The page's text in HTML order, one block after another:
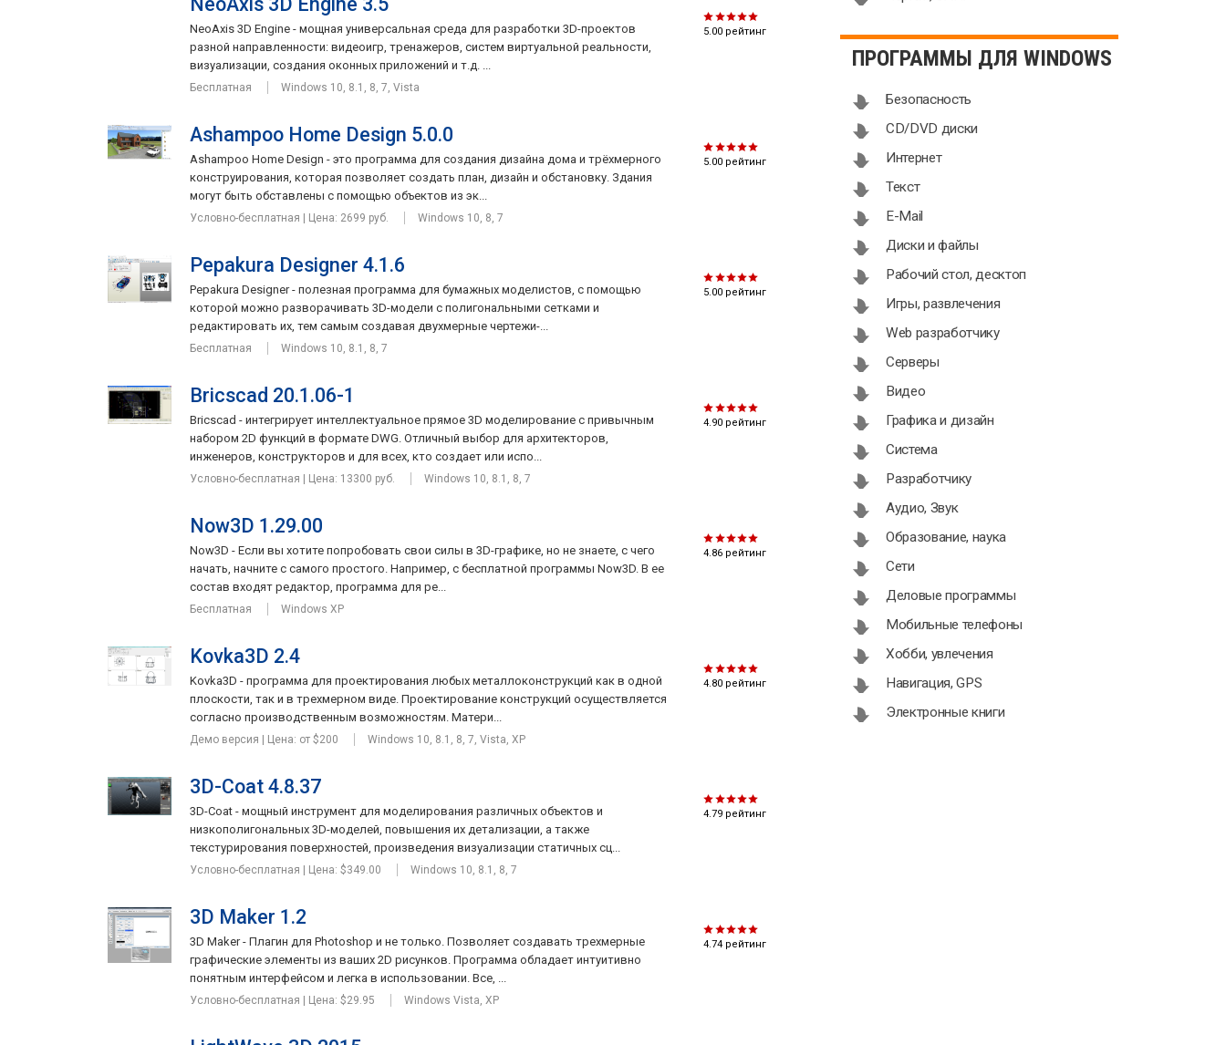
5.00 рейтинг
NeoAxis 3D Engine - мощная универсальная среда для разработки 3D-проектов
разной направленности: видеоигр, тренажеров, систем виртуальной реальности,
визуализации, создания оконных приложений и т.д. ...
Бесплатная Windows 10, 8.1, 8, 7, Vista
5.00 рейтинг
Ashampoo Home Design 5.0.0
Ashampoo Home Design - это программа для создания дизайна дома и трёхмерного
конструирования, которая позволяет создать план, дизайн и обстановку. Здания
могут быть обставлены с помощью объектов из эк...
Условно-бесплатная | Цена: 2699 руб. Windows 10, 8, 7
5.00 рейтинг
Pepakura Designer 4.1.6
Pepakura Designer - полезная программа для бумажных моделистов, с помощью
которой можно разворачивать 3D-модели с полигональными сетками и
редактировать их, тем самым создавая двухмерные чертежи-...
Бесплатная Windows 10, 8.1, 8, 7
4.90 рейтинг
Bricscad 20.1.06-1
Bricscad - интегрирует интеллектуальное прямое 3D моделирование с привычным
набором 2D функций в формате DWG. Отличный выбор для архитекторов,
инженеров, конструкторов и для всех, кто создает или испо...
Условно-бесплатная | Цена: 13300 руб. Windows 10, 8.1, 8, 7
4.86 рейтинг
Now3D 1.29.00
Now3D - Если вы хотите попробовать свои силы в 3D-графике, но не знаете, с чего
начать, начните с самого простого. Например, с бесплатной программы Now3D. В ее
состав входят редактор, программа для ре...
Бесплатная Windows XP
4.80 рейтинг
Kovka3D 2.4
Kovka3D - программа для проектирования любых металлоконструкций как в одной
плоскости, так и в трехмерном виде. Проектирование конструкций осуществляется
согласно производственным возможностям. Матери...
Демо версия | Цена: от $200 Windows 10, 8.1, 8, 7, Vista, XP
4.79 рейтинг
3D-Coat 4.8.37
3D-Coat - мощный инструмент для моделирования различных объектов и
низкополигональных 3D-моделей, повышения их детализации, а также
текстурирования поверхностей, произведения визуализации статичных сц...
Условно-бесплатная | Цена: $349.00 Windows 10, 8.1, 8, 7
4.74 рейтинг
3D Maker 1.2
3D Maker - Плагин для Photoshop и не только. Позволяет создавать трехмерные
графические элементы из ваших 2D рисунков. Программа обладает интуитивно
понятным интерфейсом и легка в использовании. Все, ...
Условно-бесплатная | Цена: $29.95 Windows Vista, XP
ПРОГРАММЫ ДЛЯ WINDOWS
Безопасность
CD/DVD диски
Интернет
Текст
E-Mail
Диски и файлы
Рабочий стол, десктоп
Игры, развлечения
Web разработчику
Серверы
Видео
Графика и дизайн
Система
Разработчику
Аудио, Звук
Образование, наука
Сети
Деловые программы
Мобильные телефоны
Хобби, увлечения
Навигация, GPS
Электронные книги